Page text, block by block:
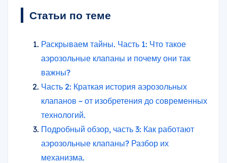
Статьи по теме
Раскрываем тайны. Часть 1: Что такое
аэрозольные клапаны и почему они так
важны?
Часть 2: Краткая история аэрозольных
клапанов – от изобретения до современных
технологий.
Подробный обзор, часть 3: Как работают
аэрозольные клапаны? Разбор их
механизма.